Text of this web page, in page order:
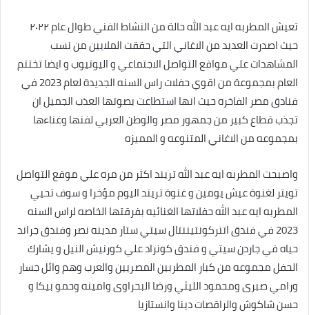
تعيش المطربه ايه عبد الله حالة من النشاط الفني طوال عام ٢٠٢٢
حيث اصدرت العديد من الاغاني التي حققت الملايين من نسب
المشاهدات علي مواقع التواصل الاجتماعي و اليوتيوب و ايضا تختتم
العام بمجموعة من اقوي حفلات راس السنه الجديدة لعام 2023 في
فنادق مصر الفاخره حيث انها استطاعت بصوتها العذب الجميل ان
تجذب قطاع كبير من جمهور مصر والوطن العربي لفنها وغناءها
بمجموعه من الاغاني المتنوعه و المميزه
واصبحت المطربه ايه عبد الله تريند اكثر من مره علي موقع التواصل
تويتر لغنوة عيش يومين و غنوة تريند اليوم مؤخرا و سوف تحيي
المطربه ايه عبد الله حفلاتها الغنائيه بفرقتها الخاصه لراس السنه
2023 في فندق اتنركونتيننتال سيتي ستار مدينه نصر وفندق جراند
حياه في جاردن سيتي و فندق كونراد علي كورنيش النيل و يشارك
الحفل مجموعه من كبار المطربين المصريين والعرب وهم وائل جسار
ورامي صبرى ومحمود الليثي ورضا البحراوى وامينه وحمو بيكا و
حسن شاكوش والراقصات دينا وانستازيا